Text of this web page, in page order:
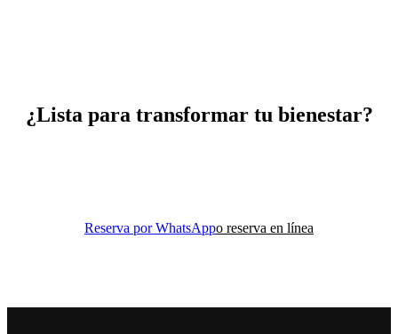
¿Lista para transformar tu bienestar?
Reserva por WhatsAppo reserva en línea